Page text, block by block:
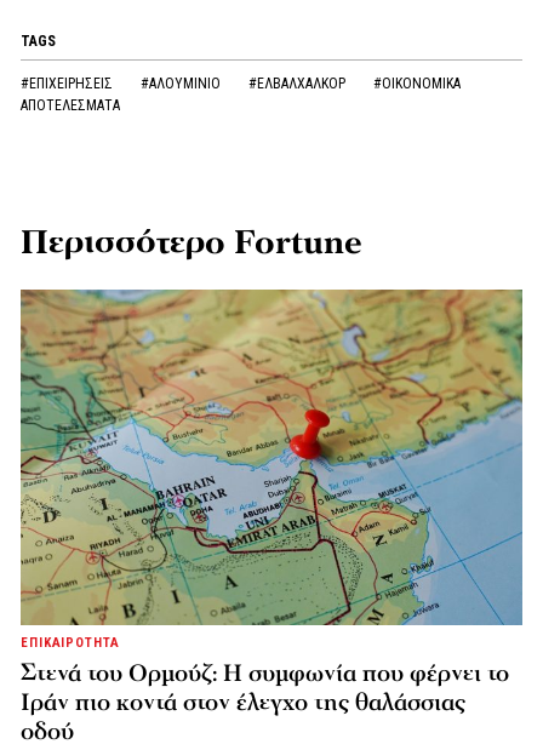
TAGS
#ΕΠΙΧΕΙΡΗΣΕΙΣ #ΑΛΟΥΜΙΝΙΟ #ΕΛΒΑΛΧΑΛΚΟΡ
#ΟΙΚΟΝΟΜΙΚΑ
ΑΠΟΤΕΛΕΣΜΑΤΑ
Περισσότερο Fortune
ΕΠΙΚΑΙΡΟΤΗΤΑ
Στενά του Ορμούζ: Η συμφωνία που φέρνει το
Ιράν πιο κοντά στον έλεγχο της θαλάσσιας
οδού